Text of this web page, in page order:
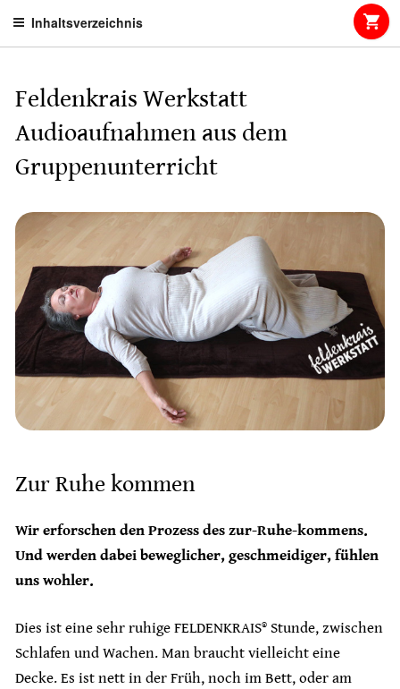
Inhaltsverzeichnis
Feldenkrais Werkstatt
Audioaufnahmen aus dem
Gruppenunterricht
Zur Ruhe kommen
Wir erforschen den Prozess des zur-Ruhe-kommens.
Und werden dabei beweglicher, geschmeidiger, fühlen
uns wohler.
Dies ist eine sehr ruhige FELDENKRAIS® Stunde, zwischen
Schlafen und Wachen. Man braucht vielleicht eine
Decke. Es ist nett in der Früh, noch im Bett, oder am